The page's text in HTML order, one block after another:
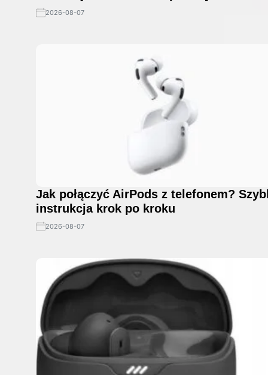
2026-08-07
Jak połączyć AirPods z telefonem?
instrukcja krok po kroku
2026-08-07